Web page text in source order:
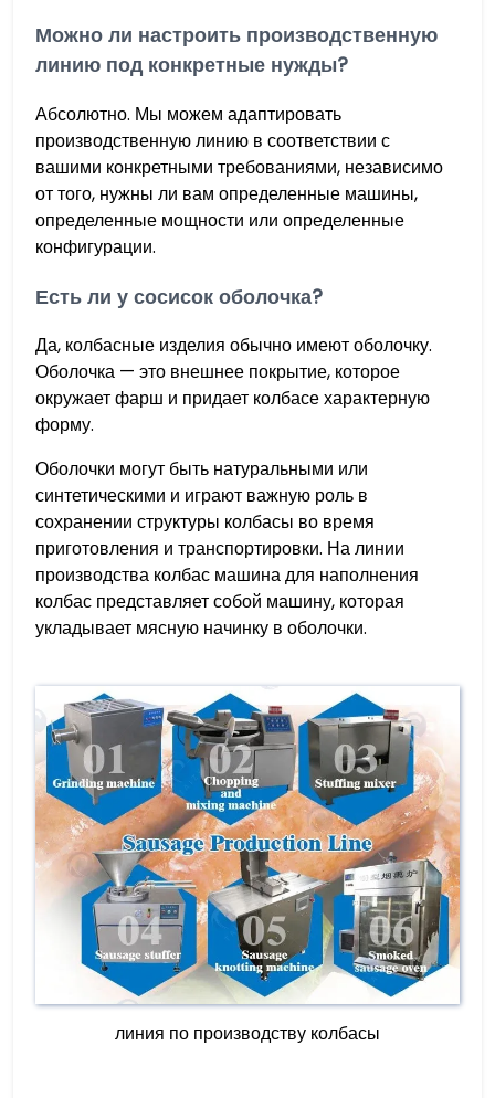
Можно ли настроить производственную
линию под конкретные нужды?
Абсолютно. Мы можем адаптировать
производственную линию в соответствии с
вашими конкретными требованиями, независимо
от того, нужны ли вам определенные машины,
определенные мощности или определенные
конфигурации.
Есть ли у сосисок оболочка?
Да, колбасные изделия обычно имеют оболочку.
Оболочка — это внешнее покрытие, которое
окружает фарш и придает колбасе характерную
форму.
Оболочки могут быть натуральными или
синтетическими и играют важную роль в
сохранении структуры колбасы во время
приготовления и транспортировки. На линии
производства колбас машина для наполнения
колбас представляет собой машину, которая
укладывает мясную начинку в оболочки.
линия по производству колбасы